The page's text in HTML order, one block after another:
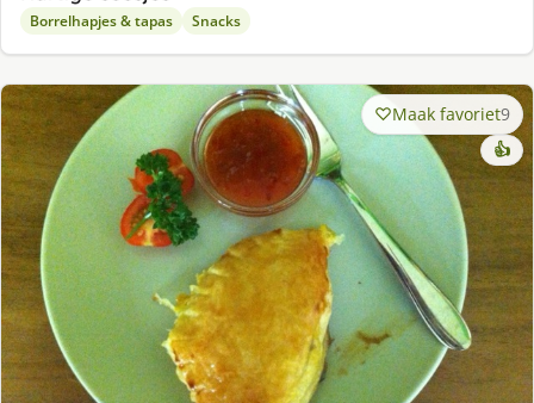
Borrelhapjes & tapas Snacks
Maak favoriet9
👍